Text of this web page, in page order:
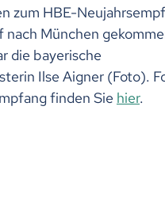
zum HBE-
nach München
die bayerische
Ilse Aigner (Foto).
finden Sie hier.